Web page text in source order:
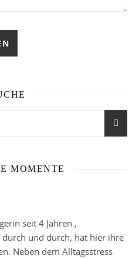
MOMENTE
seit 4 Jahren ,
und durch, hat hier ihre
Neben dem Alltagsstress